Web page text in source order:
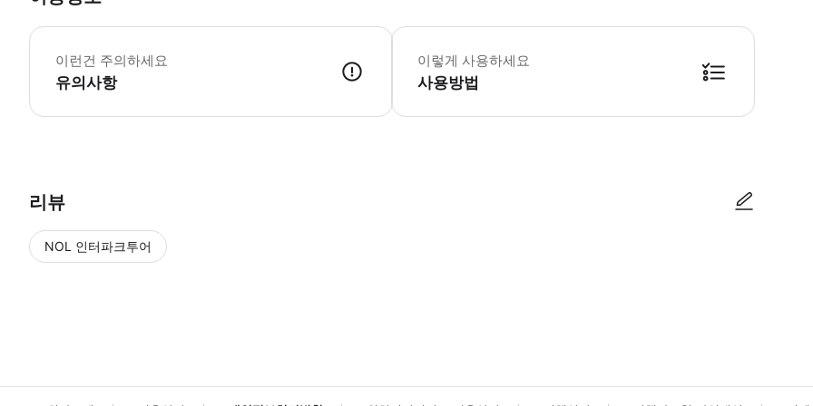
이런건 주의하세요
유의사항
동반자(만 6세 이상) 1명당 만 1세~5세 어린이 2명까지는 무료입니다. 3명 이
이렇게 사용하세요
사용방법
리뷰
NOL 인터파크투어